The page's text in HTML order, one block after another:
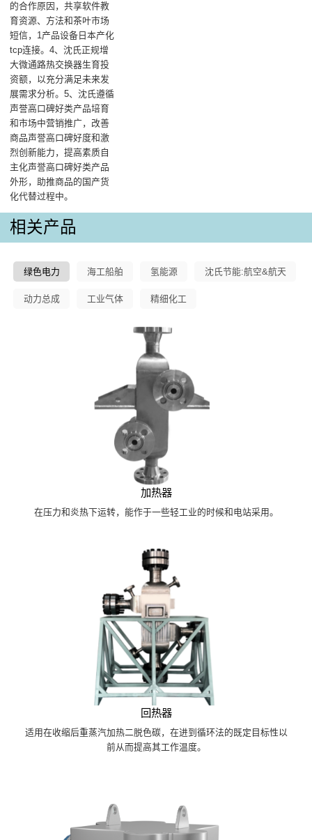
的合作原因，共享软件教
育资源、方法和茶叶市场
短信，1产品设备日本产化
tcp连接。4、沈氏正规增
大微通路热交换器生育投
资额，以充分满足未来发
展需求分析。5、沈氏遵循
声誉高口碑好类产品培育
和市场中营销推广，改善
商品声誉高口碑好度和激
烈创新能力，提高素质自
主化声誉高口碑好类产品
外形，助推商品的国产货
化代替过程中。
相关产品
绿色电力 海工船舶 氢能源 沈氏节能:航空&航天
动力总成 工业气体 精细化工
加热器
在压力和炎热下运转，能作于一些轻工业的时候和电站采用。
回热器
适用在收缩后重蒸汽加热二脱色碳，在进到循环法的既定目标性以
前从而提高其工作温度。